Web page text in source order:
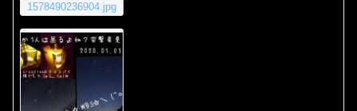
1578490236904.jpg